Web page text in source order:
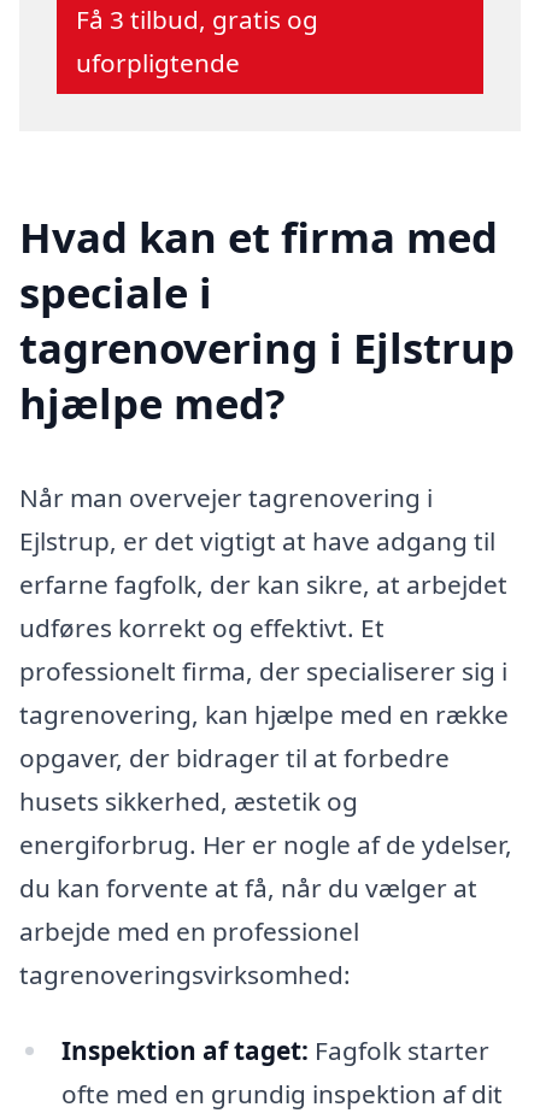
Få 3 tilbud, gratis og
uforpligtende
Hvad kan et firma med
speciale i
tagrenovering i Ejlstrup
hjælpe med?
Når man overvejer tagrenovering i
Ejlstrup, er det vigtigt at have adgang til
erfarne fagfolk, der kan sikre, at arbejdet
udføres korrekt og effektivt. Et
professionelt firma, der specialiserer sig i
tagrenovering, kan hjælpe med en række
opgaver, der bidrager til at forbedre
husets sikkerhed, æstetik og
energiforbrug. Her er nogle af de ydelser,
du kan forvente at få, når du vælger at
arbejde med en professionel
tagrenoveringsvirksomhed:
Inspektion af taget: Fagfolk starter
ofte med en grundig inspektion af dit